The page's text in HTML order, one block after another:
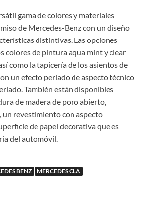
gama de colores y materiales
de Mercedes-Benz con un diseño
distintivas. Las opciones
colores de pintura aqua mint y clear
como la tapicería de los asientos de
un efecto perlado de aspecto técnico
También están disponibles
de madera de poro abierto,
un revestimiento con aspecto
de papel decorativa que es
del automóvil.
BENZ MERCEDES CLA